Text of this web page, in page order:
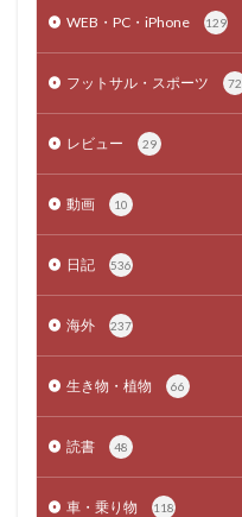
WEB・PC・iPhone 129
フットサル・スポーツ 72
レビュー 29
動画 10
日記 536
海外 237
生き物・植物 66
読書 48
車・乗り物 118